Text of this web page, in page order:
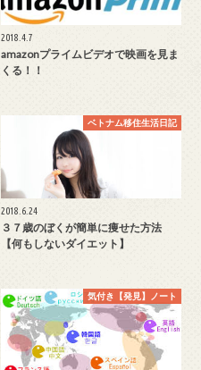
2018.4.7
amazonプライムビデオで映画を見ま
くる！！
ベトナム移住生活日記
2018.6.24
３７歳のぼくが簡単に痩せた方法
【何もしないダイエット】
気付き【発見】ノート